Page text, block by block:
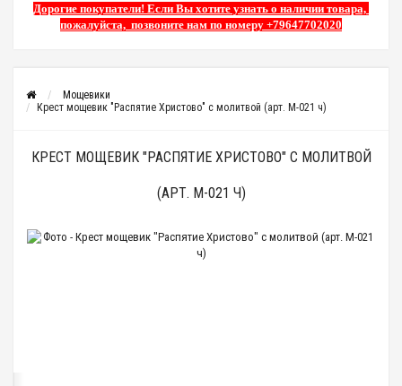
Дорогие покупатели! Если Вы хотите узнать о наличии товара,
пожалуйста, позвоните нам по номеру +79647702020
Мощевики
Крест мощевик "Распятие Христово" с молитвой (арт. М-021 ч)
КРЕСТ МОЩЕВИК "РАСПЯТИЕ ХРИСТОВО" С МОЛИТВОЙ
(АРТ. М-021 Ч)